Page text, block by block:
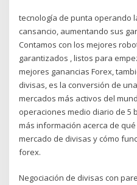
tecnología de punta operando
cansancio, aumentando sus
Contamos con los mejores
garantizados , listos para
mejores ganancias Forex,
divisas, es la conversión de
mercados más activos del
operaciones medio diario de 5
más información acerca de
mercado de divisas y cómo
forex.
Negociación de divisas con